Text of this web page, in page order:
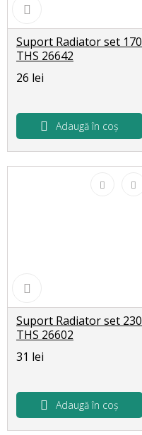
Suport Radiator set 170
THS 26642
26 lei
Adaugă în coș
Suport Radiator set 230
THS 26602
31 lei
Adaugă în coș